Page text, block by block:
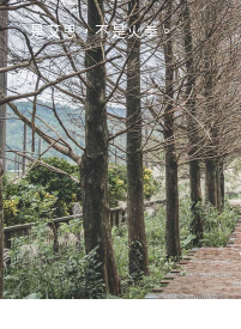
是艾思，不是火拳。